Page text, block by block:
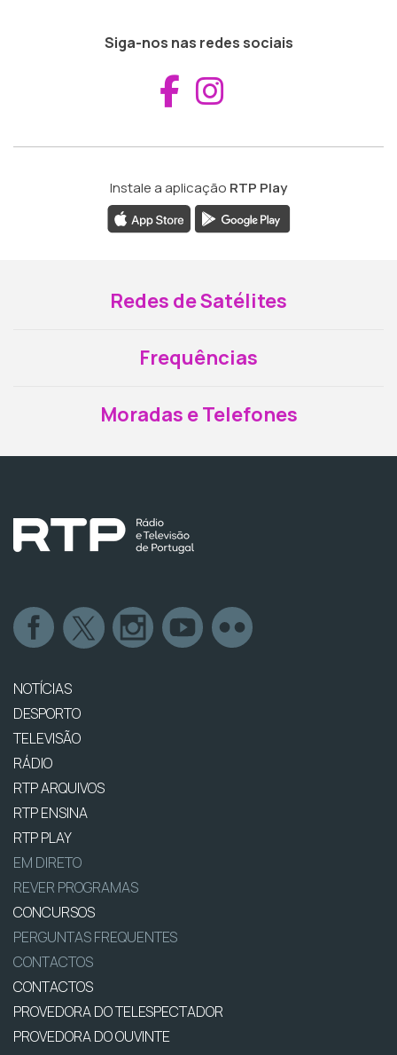
Siga-nos nas redes sociais
Aceder ao
Instale a aplicação RTP Play
Redes de Satélites
Frequências
Moradas e Telefones
NOTÍCIAS
DESPORTO
TELEVISÃO
RÁDIO
RTP ARQUIVOS
RTP ENSINA
RTP PLAY
EM DIRETO
REVER PROGRAMAS
CONCURSOS
PERGUNTAS FREQUENTES
CONTACTOS
CONTACTOS
PROVEDORA DO TELESPECTADOR
PROVEDORA DO OUVINTE